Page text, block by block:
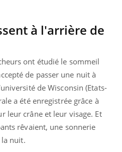
à l'arrière de
ont étudié le sommeil
de passer une nuit à
de Wisconsin (Etats-
a été enregistrée grâce à
leur crâne et leur visage. Et
rêvaient, une sonnerie
nuit.